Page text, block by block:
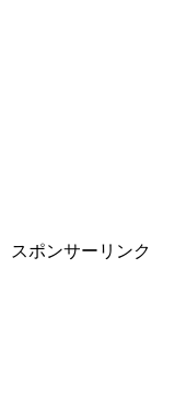
スポンサーリンク